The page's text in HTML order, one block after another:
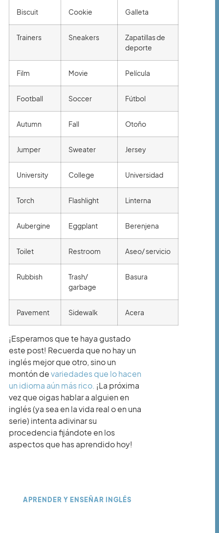
Biscuit Cookie Galleta
Trainers Sneakers
Zapatillas de
deporte
Film Movie Película
Football Soccer Fútbol
Autumn Fall Otoño
Jumper Sweater Jersey
University College Universidad
Torch Flashlight Linterna
Aubergine Eggplant Berenjena
Toilet Restroom Aseo/ servicio
Rubbish
Trash/
garbage
Basura
Pavement Sidewalk Acera
¡Esperamos que te haya gustado
este post! Recuerda que no hay un
inglés mejor que otro, sino un
montón devariedades que lo hacen
un idioma aún más rico. ¡La próxima
vez que oigas hablar a alguien en
inglés (ya sea en la vida real o en una
serie) intenta adivinar su
procedencia fijándote en los
aspectos que has aprendido hoy!
APRENDER Y ENSEÑAR INGLÉS